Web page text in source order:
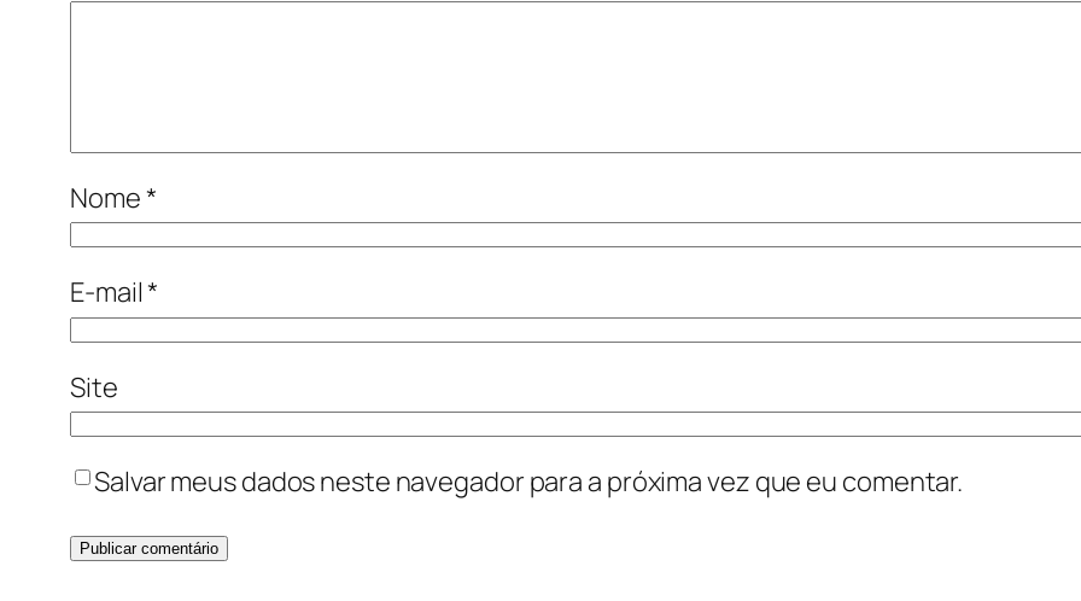
Nome*
E-mail*
Site
Salvar meus dados neste navegador para a próxima vez que eu comentar.